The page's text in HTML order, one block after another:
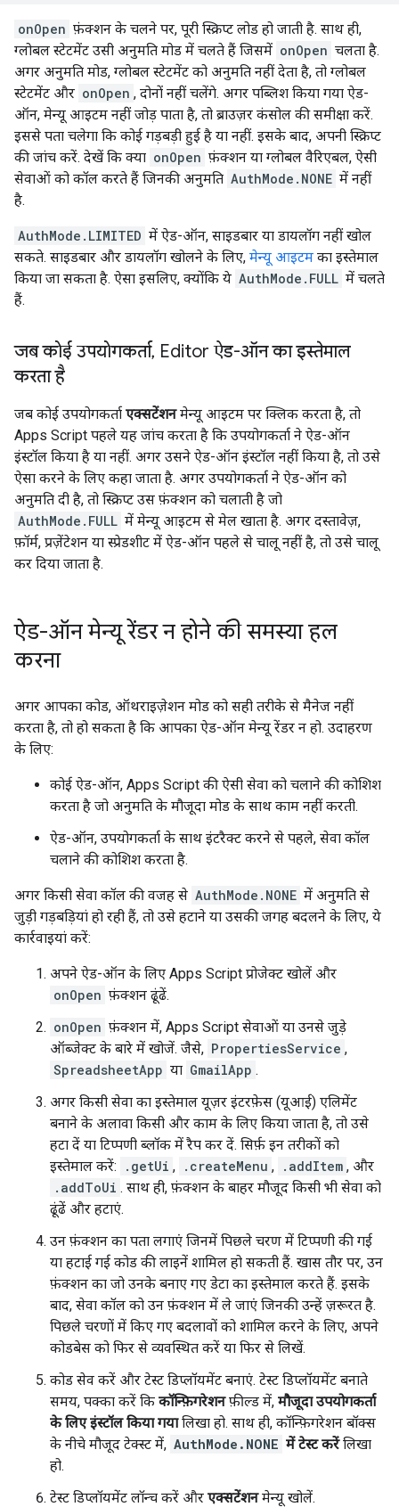
onOpen फ़ंक्शन के चलने पर, पूरी स्क्रिप्ट लोड हो जाती है. साथ ही,
ग्लोबल स्टेटमेंट उसी अनुमति मोड में चलते हैं जिसमें onOpen चलता है.
अगर अनुमति मोड, ग्लोबल स्टेटमेंट को अनुमति नहीं देता है, तो ग्लोबल
स्टेटमेंट और onOpen , दोनों नहीं चलेंगे. अगर पब्लिश किया गया ऐड-
ऑन, मेन्यू आइटम नहीं जोड़ पाता है, तो ब्राउज़र कंसोल की समीक्षा करें.
इससे पता चलेगा कि कोई गड़बड़ी हुई है या नहीं. इसके बाद, अपनी स्क्रिप्ट
की जांच करें. देखें कि क्या onOpen फ़ंक्शन या ग्लोबल वैरिएबल, ऐसी
सेवाओं को कॉल करते हैं जिनकी अनुमति AuthMode.NONE में नहीं
है.
AuthMode.LIMITED में ऐड-ऑन, साइडबार या डायलॉग नहीं खोल
सकते. साइडबार और डायलॉग खोलने के लिए, मेन्यू आइटम का इस्तेमाल
किया जा सकता है. ऐसा इसलिए, क्योंकि ये AuthMode.FULL में चलते
हैं.
जब कोई उपयोगकर्ता, Editor ऐड-ऑन का इस्तेमाल
करता है
जब कोई उपयोगकर्ता एक्सटेंशनमेन्यू आइटम पर क्लिक करता है, तो
Apps Script पहले यह जांच करता है कि उपयोगकर्ता ने ऐड-ऑन
इंस्टॉल किया है या नहीं. अगर उसने ऐड-ऑन इंस्टॉल नहीं किया है, तो उसे
ऐसा करने के लिए कहा जाता है. अगर उपयोगकर्ता ने ऐड-ऑन को
अनुमति दी है, तो स्क्रिप्ट उस फ़ंक्शन को चलाती है जो
AuthMode.FULL में मेन्यू आइटम से मेल खाता है. अगर दस्तावेज़,
फ़ॉर्म, प्रज़ेंटेशन या स्प्रेडशीट में ऐड-ऑन पहले से चालू नहीं है, तो उसे चालू
कर दिया जाता है.
ऐड-ऑन मेन्यू रेंडर न होने की समस्या हल
करना
अगर आपका कोड, ऑथराइज़ेशन मोड को सही तरीके से मैनेज नहीं
करता है, तो हो सकता है कि आपका ऐड-ऑन मेन्यू रेंडर न हो. उदाहरण
के लिए:
कोई ऐड-ऑन, Apps Script की ऐसी सेवा को चलाने की कोशिश
करता है जो अनुमति के मौजूदा मोड के साथ काम नहीं करती.
ऐड-ऑन, उपयोगकर्ता के साथ इंटरैक्ट करने से पहले, सेवा कॉल
चलाने की कोशिश करता है.
अगर किसी सेवा कॉल की वजह से AuthMode.NONE में अनुमति से
जुड़ी गड़बड़ियां हो रही हैं, तो उसे हटाने या उसकी जगह बदलने के लिए, ये
कार्रवाइयां करें:
अपने ऐड-ऑन के लिए Apps Script प्रोजेक्ट खोलें और
onOpen फ़ंक्शन ढूंढें.
onOpen फ़ंक्शन में, Apps Script सेवाओं या उनसे जुड़े
ऑब्जेक्ट के बारे में खोजें. जैसे, PropertiesService ,
SpreadsheetApp या GmailApp .
अगर किसी सेवा का इस्तेमाल यूज़र इंटरफ़ेस (यूआई) एलिमेंट
बनाने के अलावा किसी और काम के लिए किया जाता है, तो उसे
हटा दें या टिप्पणी ब्लॉक में रैप कर दें. सिर्फ़ इन तरीकों को
इस्तेमाल करें:
.getUi , .createMenu , .addItem , और
.addToUi . साथ ही, फ़ंक्शन के बाहर मौजूद किसी भी सेवा को
ढूंढें और हटाएं.
उन फ़ंक्शन का पता लगाएं जिनमें पिछले चरण में टिप्पणी की गई
या हटाई गई कोड की लाइनें शामिल हो सकती हैं. खास तौर पर, उन
फ़ंक्शन का जो उनके बनाए गए डेटा का इस्तेमाल करते हैं. इसके
बाद, सेवा कॉल को उन फ़ंक्शन में ले जाएं जिनकी उन्हें ज़रूरत है.
पिछले चरणों में किए गए बदलावों को शामिल करने के लिए, अपने
कोडबेस को फिर से व्यवस्थित करें या फिर से लिखें.
कोड सेव करें और टेस्ट डिप्लॉयमेंट बनाएं. टेस्ट डिप्लॉयमेंट बनाते
समय, पक्का करें कि कॉन्फ़िगरेशनफ़ील्ड में, मौजूदा उपयोगकर्ता
के लिए इंस्टॉल किया गयालिखा हो. साथ ही, कॉन्फ़िगरेशन बॉक्स
के नीचे मौजूद टेक्स्ट में, AuthMode.NONE में टेस्ट करेंलिखा
हो.
टेस्ट डिप्लॉयमेंट लॉन्च करें और एक्सटेंशनमेन्यू खोलें.